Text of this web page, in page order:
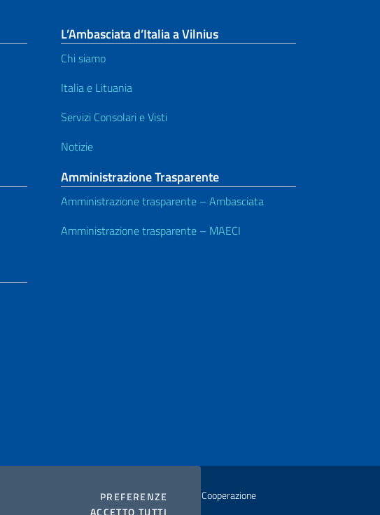
PREFERENZE COOKIES
ACCETTO TUTTI
L’Ambasciata d’Italia a Vilnius
Chi siamo
Italia e Lituania
Servizi Consolari e Visti
Notizie
Amministrazione Trasparente
Amministrazione trasparente – Ambasciata
Amministrazione trasparente – MAECI
2026 Copyright Ministero degli Affari Esteri e della Cooperazione